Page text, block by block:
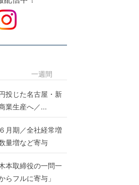
投じた名古屋・新
業生産へ／...
月期／全社経常増
量増など寄与
本取締役の一問一
らフルに寄与」
一週間